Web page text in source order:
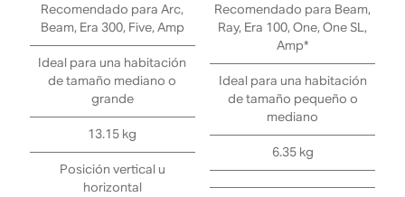
Recomendado para Arc,
Beam, Era 300, Five, Amp
Ideal para una habitación
de tamaño mediano o
grande
13.15 kg
Posición vertical u
horizontal
Recomendado para Beam,
Ray, Era 100, One, One SL,
Amp*
Ideal para una habitación
de tamaño pequeño o
mediano
6.35 kg